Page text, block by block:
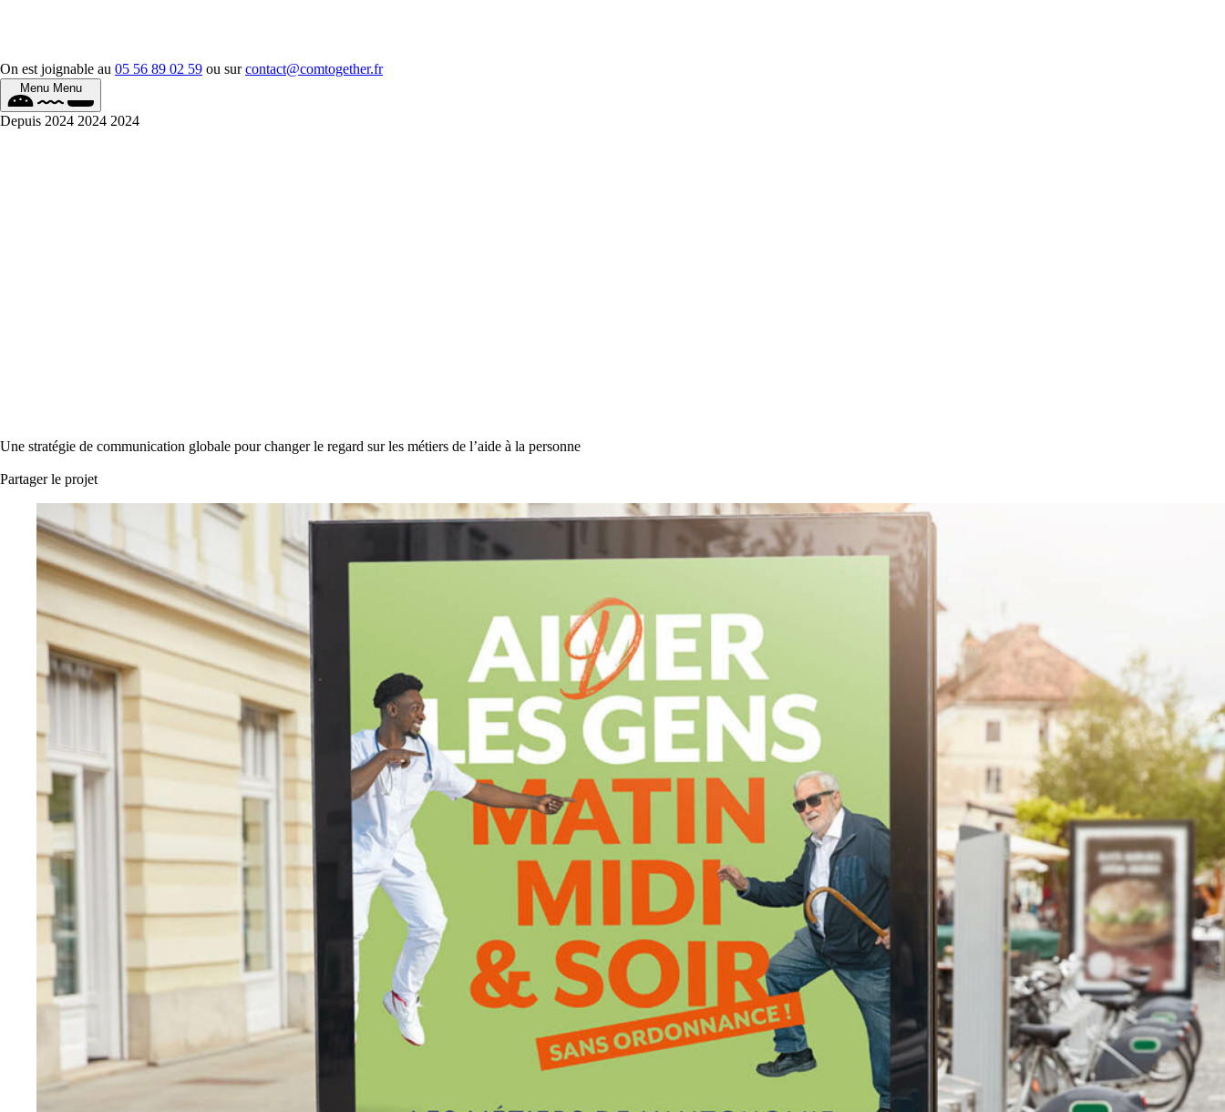
On est joignable au 05 56 89 02 59 ou surcontact@comtogether.fr
Menu Menu
Depuis 2024 2024 2024
Une stratégie de communication globale pour changer le regard sur les métiers de l’aide à la personne
Partager le projet